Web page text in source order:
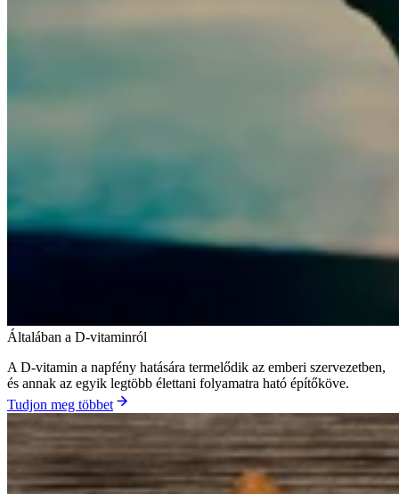
Általában a D-vitaminról
A D-vitamin a napfény hatására termelődik az emberi szervezetben,
és annak az egyik legtöbb élettani folyamatra ható építőköve.
Tudjon meg többet